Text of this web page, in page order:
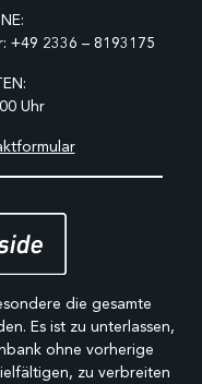
+49 2336 – 8193175
Uhr
die gesamte
Es ist zu unterlassen,
ohne vorherige
zu verbreiten